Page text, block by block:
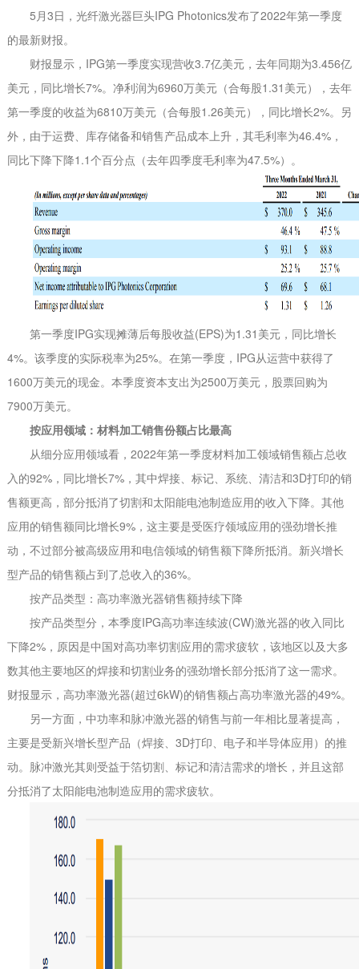
5月3日，光纤激光器巨头IPG Photonics发布了2022年第一季度
的最新财报。
财报显示，IPG第一季度实现营收3.7亿美元，去年同期为3.456亿
美元，同比增长7%。净利润为6960万美元（合每股1.31美元），去年
第一季度的收益为6810万美元（合每股1.26美元），同比增长2%。另
外，由于运费、库存储备和销售产品成本上升，其毛利率为46.4%，
同比下降下降1.1个百分点（去年四季度毛利率为47.5%）。
第一季度IPG实现摊薄后每股收益(EPS)为1.31美元，同比增长
4%。该季度的实际税率为25%。在第一季度，IPG从运营中获得了
1600万美元的现金。本季度资本支出为2500万美元，股票回购为
7900万美元。
按应用领域：材料加工销售份额占比最高
从细分应用领域看，2022年第一季度材料加工领域销售额占总收
入的92%，同比增长7%，其中焊接、标记、系统、清洁和3D打印的销
售额更高，部分抵消了切割和太阳能电池制造应用的收入下降。其他
应用的销售额同比增长9%，这主要是受医疗领域应用的强劲增长推
动，不过部分被高级应用和电信领域的销售额下降所抵消。新兴增长
型产品的销售额占到了总收入的36%。
按产品类型：高功率激光器销售额持续下降
按产品类型分，本季度IPG高功率连续波(CW)激光器的收入同比
下降2%，原因是中国对高功率切割应用的需求疲软，该地区以及大多
数其他主要地区的焊接和切割业务的强劲增长部分抵消了这一需求。
财报显示，高功率激光器(超过6kW)的销售额占高功率激光器的49%。
另一方面，中功率和脉冲激光器的销售与前一年相比显著提高，
主要是受新兴增长型产品（焊接、3D打印、电子和半导体应用）的推
动。脉冲激光其则受益于箔切割、标记和清洁需求的增长，并且这部
分抵消了太阳能电池制造应用的需求疲软。